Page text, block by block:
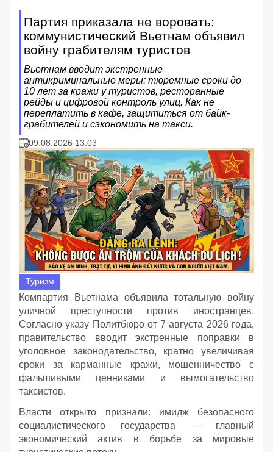
Партия приказала не воровать:
коммунистический Вьетнам объявил
войну грабителям туристов
Вьетнам вводит экстренные
антикриминальные меры: тюремные сроки до
10 лет за кражи у туристов, ресторанные
рейды и цифровой контроль улиц. Как не
переплатить в кафе, защититься от байк-
грабителей и сэкономить на такси.
09.08.2026 13:03
Туризм
Компартия Вьетнама объявила тотальную войну
уличной преступности против иностранцев.
Согласно указу Политбюро от 7 августа 2026 года,
правительство вводит экстренные поправки в
уголовное законодательство, кратно увеличивая
сроки за карманные кражи, мошенничество с
фальшивыми ценниками и вымогательство
таксистов.
Власти открыто признали: имидж безопасного
социалистического государства — главный
экономический актив в борьбе за мировые